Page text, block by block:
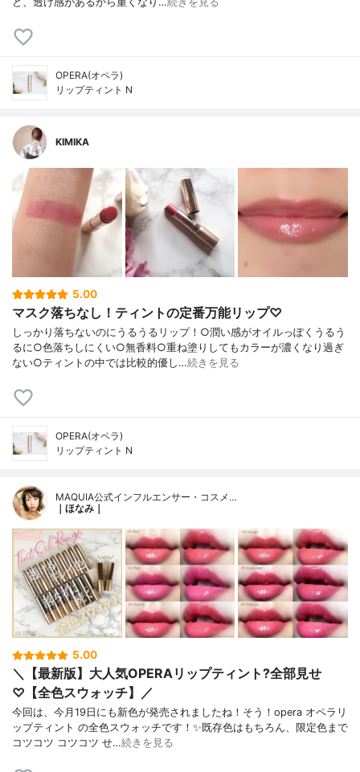
OPERA(オペラ)
リップティント N
KIMIKA
5.00
マスク落ちなし！ティントの定番万能リップ♡
しっかり落ちないのにうるうるリップ！○潤い感がオイルっぽくうるう
るに○色落ちしにくい○無香料○重ね塗りしてもカラーが濃くなり過ぎ
ない○ティントの中では比較的優し…続きを見る
OPERA(オペラ)
リップティント N
MAQUIA公式インフルエンサー・コスメ…
｜ほなみ｜
5.00
＼【最新版】大人気OPERAリップティント?全部見せ
♡【全色スウォッチ】／
今回は、今月19日にも新色が発売されましたね！そう！opera オペラリ
ップティント の全色スウォッチです！✨既存色はもちろん、限定色まで
コツコツ コツコツ せ…続きを見る